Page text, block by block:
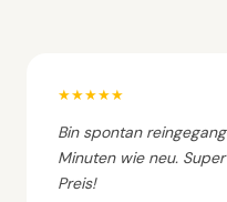
★★★★★
Bin spontan
Minuten wie neu.
Preis!